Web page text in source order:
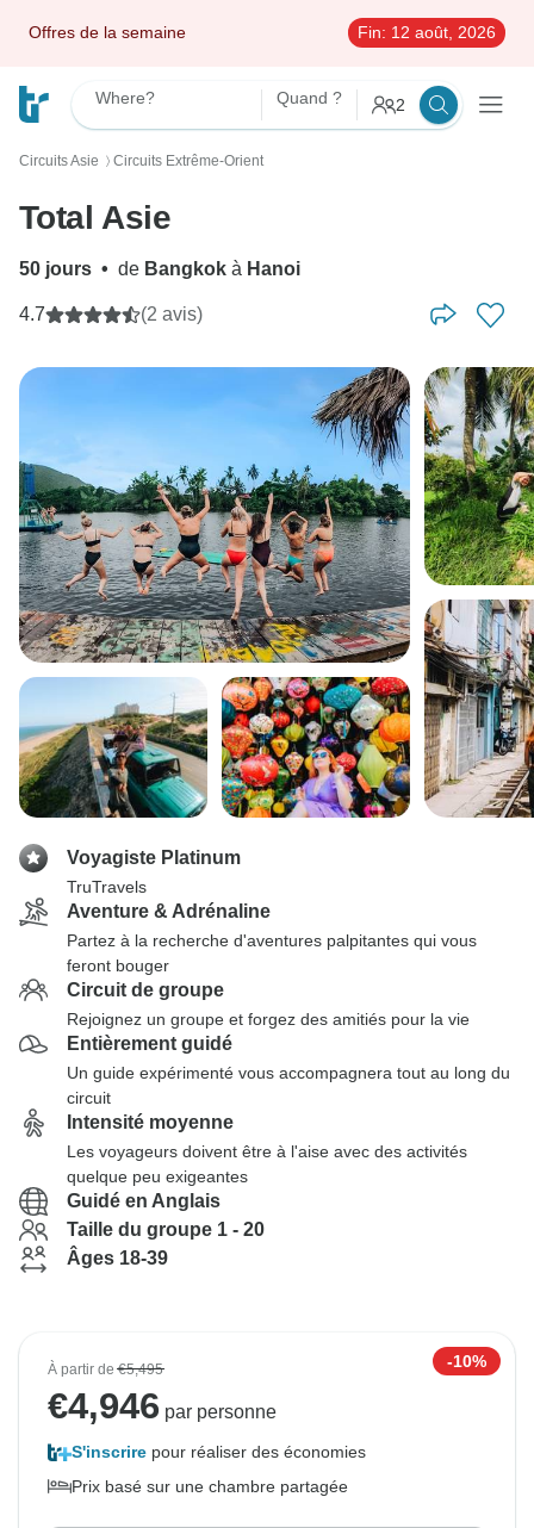
Offres de la semaine Fin: 12 août, 2026
Where? Quand ? 2
Circuits Asie 〉 Circuits Extrême-Orient
Total Asie
50 jours • de Bangkok à Hanoi
4.7 (2 avis)
Voyagiste Platinum
TruTravels
Aventure & Adrénaline
Partez à la recherche d'aventures palpitantes qui vous
feront bouger
Circuit de groupe
Rejoignez un groupe et forgez des amitiés pour la vie
Entièrement guidé
Un guide expérimenté vous accompagnera tout au long du
circuit
Intensité moyenne
Les voyageurs doivent être à l'aise avec des activités
quelque peu exigeantes
Guidé en Anglais
Taille du groupe 1 - 20
Âges 18-39
À partir de€5,495 -10%
€4,946 par personne
S'inscrire pour réaliser des économies
Prix basé sur une chambre partagée